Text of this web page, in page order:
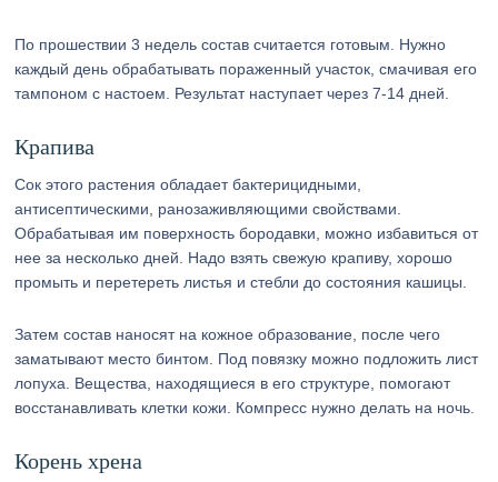
По прошествии 3 недель состав считается готовым. Нужно
каждый день обрабатывать пораженный участок, смачивая его
тампоном с настоем. Результат наступает через 7-14 дней.
Крапива
Сок этого растения обладает бактерицидными,
антисептическими, ранозаживляющими свойствами.
Обрабатывая им поверхность бородавки, можно избавиться от
нее за несколько дней. Надо взять свежую крапиву, хорошо
промыть и перетереть листья и стебли до состояния кашицы.
Затем состав наносят на кожное образование, после чего
заматывают место бинтом. Под повязку можно подложить лист
лопуха. Вещества, находящиеся в его структуре, помогают
восстанавливать клетки кожи. Компресс нужно делать на ночь.
Корень хрена